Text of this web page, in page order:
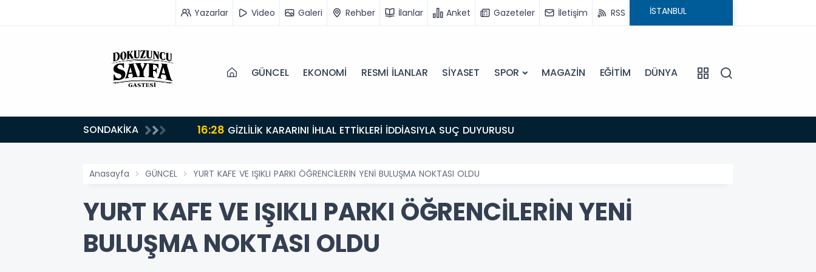
Yazarlar Video Galeri Rehber İlanlar Anket Gazeteler İletişim RSS
GÜNCEL EKONOMİ RESMİ İLANLAR SİYASET SPOR MAGAZİN EĞİTİM DÜNYA
SONDAKİKA 16:28 GİZLİLİK KARARINI İHLAL ETTİKLERİ İDDİASIYLA SUÇ DUYURUSU
Anasayfa GÜNCEL YURT KAFE VE IŞIKLI PARKI ÖĞRENCİLERİN YENİ BULUŞMA NOKTASI OLDU
YURT KAFE VE IŞIKLI PARKI ÖĞRENCİLERİN YENİ
BULUŞMA NOKTASI OLDU